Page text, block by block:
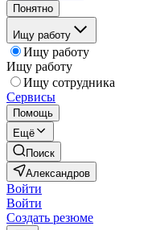
Понятно
Ищу работу
Ищу работу
Ищу работу
Ищу сотрудника
Сервисы
Помощь
Ещё
Поиск
Александров
Войти
Войти
Создать резюме